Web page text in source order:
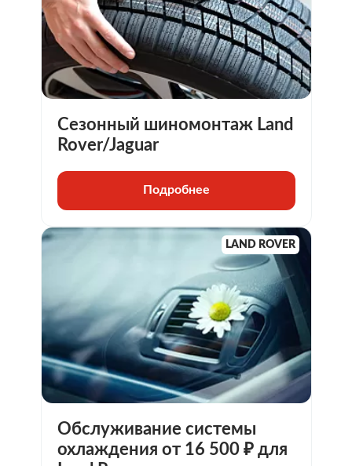
Сезонный шиномонтаж Land
Rover/Jaguar
Подробнее
LAND ROVER
Обслуживание системы
охлаждения от 16 500 ₽ для